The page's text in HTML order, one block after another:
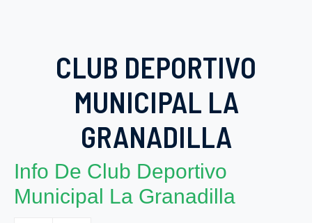
CLUB DEPORTIVO
MUNICIPAL LA
GRANADILLA
Info De Club Deportivo
Municipal La Granadilla